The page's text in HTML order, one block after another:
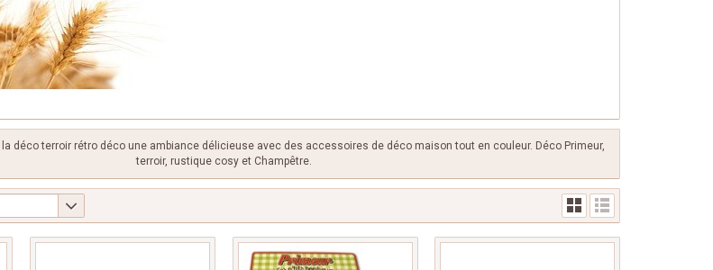
la déco terroir rétro déco une ambiance délicieuse avec des accessoires de déco maison tout en couleur. Déco Primeur,
terroir, rustique cosy et Champêtre.